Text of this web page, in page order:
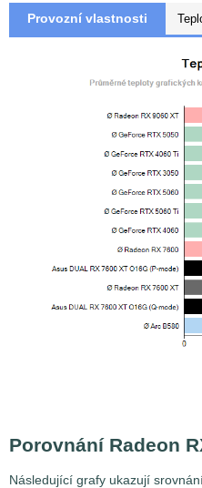
Provozní vlastnosti
Porovnání Radeon
Následující grafy ukazují